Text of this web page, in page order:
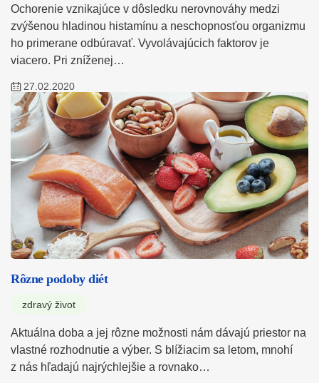
Ochorenie vznikajúce v dôsledku nerovnováhy medzi
zvýšenou hladinou histamínu a neschopnosťou organizmu
ho primerane odbúravať. Vyvolávajúcich faktorov je
viacero. Pri zníženej…
27.02.2020
Rôzne podoby diét
zdravý život
Aktuálna doba a jej rôzne možnosti nám dávajú priestor na
vlastné rozhodnutie a výber. S blížiacim sa letom, mnohí
z nás hľadajú najrýchlejšie a rovnako…